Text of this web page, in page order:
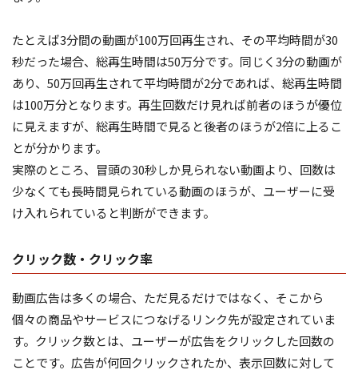
たとえば3分間の動画が100万回再生され、その平均時間が30
秒だった場合、総再生時間は50万分です。同じく3分の動画が
あり、50万回再生されて平均時間が2分であれば、総再生時間
は100万分となります。再生回数だけ見れば前者のほうが優位
に見えますが、総再生時間で見ると後者のほうが2倍に上るこ
とが分かります。
実際のところ、冒頭の30秒しか見られない動画より、回数は
少なくても長時間見られている動画のほうが、ユーザーに受
け入れられていると判断ができます。
クリック数・クリック率
動画広告は多くの場合、ただ見るだけではなく、そこから
個々の商品やサービスにつなげるリンク先が設定されていま
す。クリック数とは、ユーザーが広告をクリックした回数の
ことです。広告が何回クリックされたか、表示回数に対して